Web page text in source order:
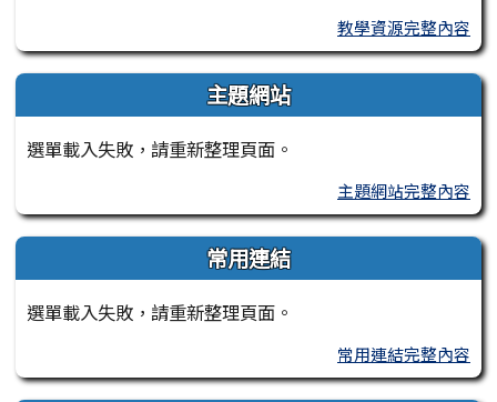
教學資源完整內容
主題網站
選單載入失敗，請重新整理頁面。
主題網站完整內容
常用連結
選單載入失敗，請重新整理頁面。
常用連結完整內容